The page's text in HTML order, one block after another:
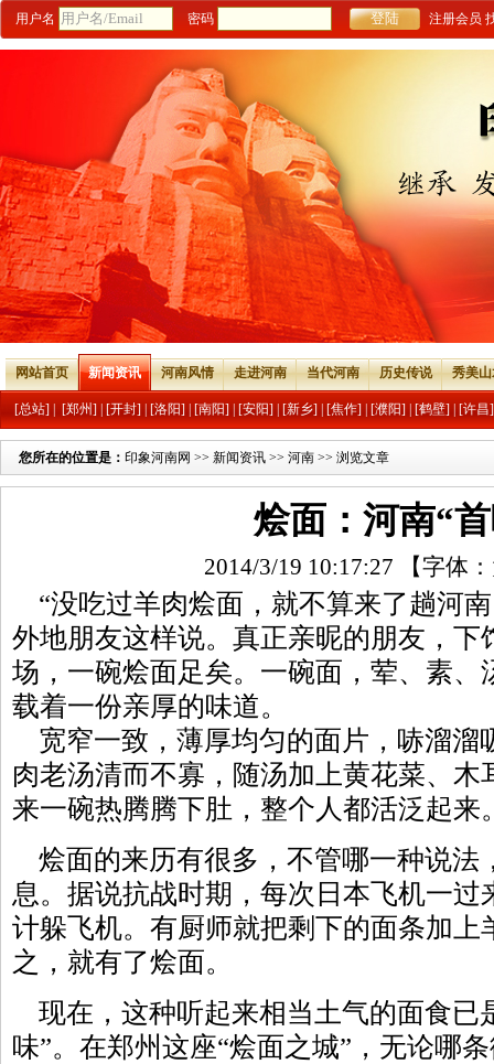
用户名 密码 注册会员
网站首页 新闻资讯 河南风情 走进河南 当代河南 历史传说 秀美
[总站] [郑州] [开封] [洛阳] [南阳] [安阳] [新乡] [焦作] [濮阳] [鹤壁] [许昌]
您所在的位置是： 印象河南网 >> 新闻资讯 >> 河南 >> 浏览文章
烩面：河南“
2014/3/19 10:17:27 【字体：
“没吃过羊肉烩面，就不算来了趟河
外地朋友这样说。真正亲昵的朋友，下
场，一碗烩面足矣。一碗面，荤、素、
载着一份亲厚的味道。
宽窄一致，薄厚均匀的面片，哧溜溜
肉老汤清而不寡，随汤加上黄花菜、
来一碗热腾腾下肚，整个人都活泛起来
烩面的来历有很多，不管哪一种说法
息。据说抗战时期，每次日本飞机一过
计躲飞机。有厨师就把剩下的面条加上
之，就有了烩面。
现在，这种听起来相当土气的面食已
味”。在郑州这座“烩面之城”，无论哪